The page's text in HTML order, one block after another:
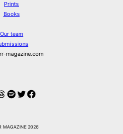
Prints
Books
Our team
magazine.com
Spotify
Twitter
Facebook
MAGAZINE 2026